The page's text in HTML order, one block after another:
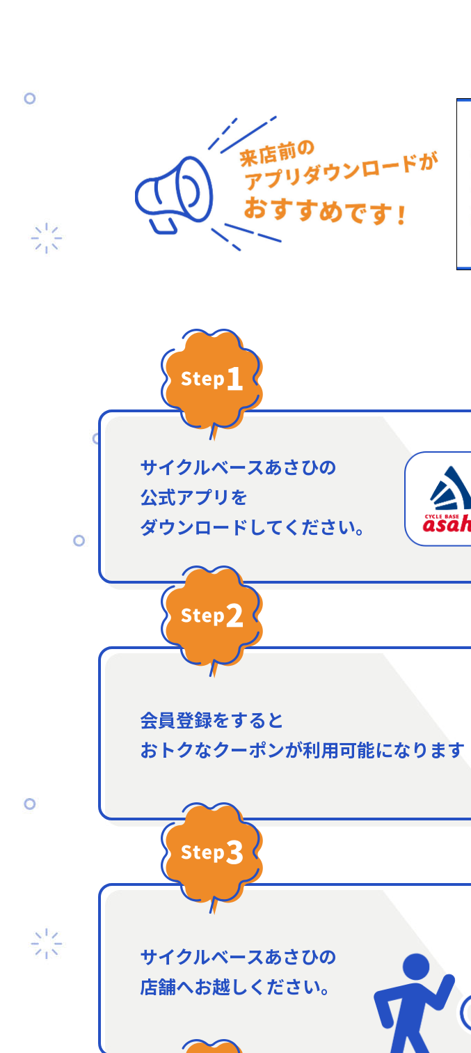
サイクルベースあさひの
公式アプリを
ダウンロードしてください。
会員登録をすると
おトクなクーポンが利用可能になります
サイクルベースあさひの
店舗へお越しください。